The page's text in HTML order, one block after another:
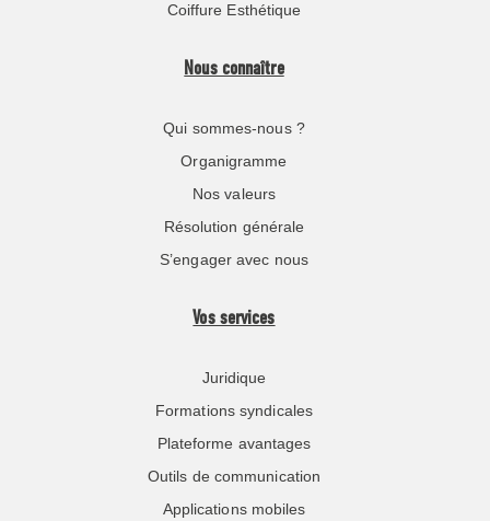
Coiffure Esthétique
Nous connaître
Qui sommes-nous ?
Organigramme
Nos valeurs
Résolution générale
S’engager avec nous
Vos services
Juridique
Formations syndicales
Plateforme avantages
Outils de communication
Applications mobiles